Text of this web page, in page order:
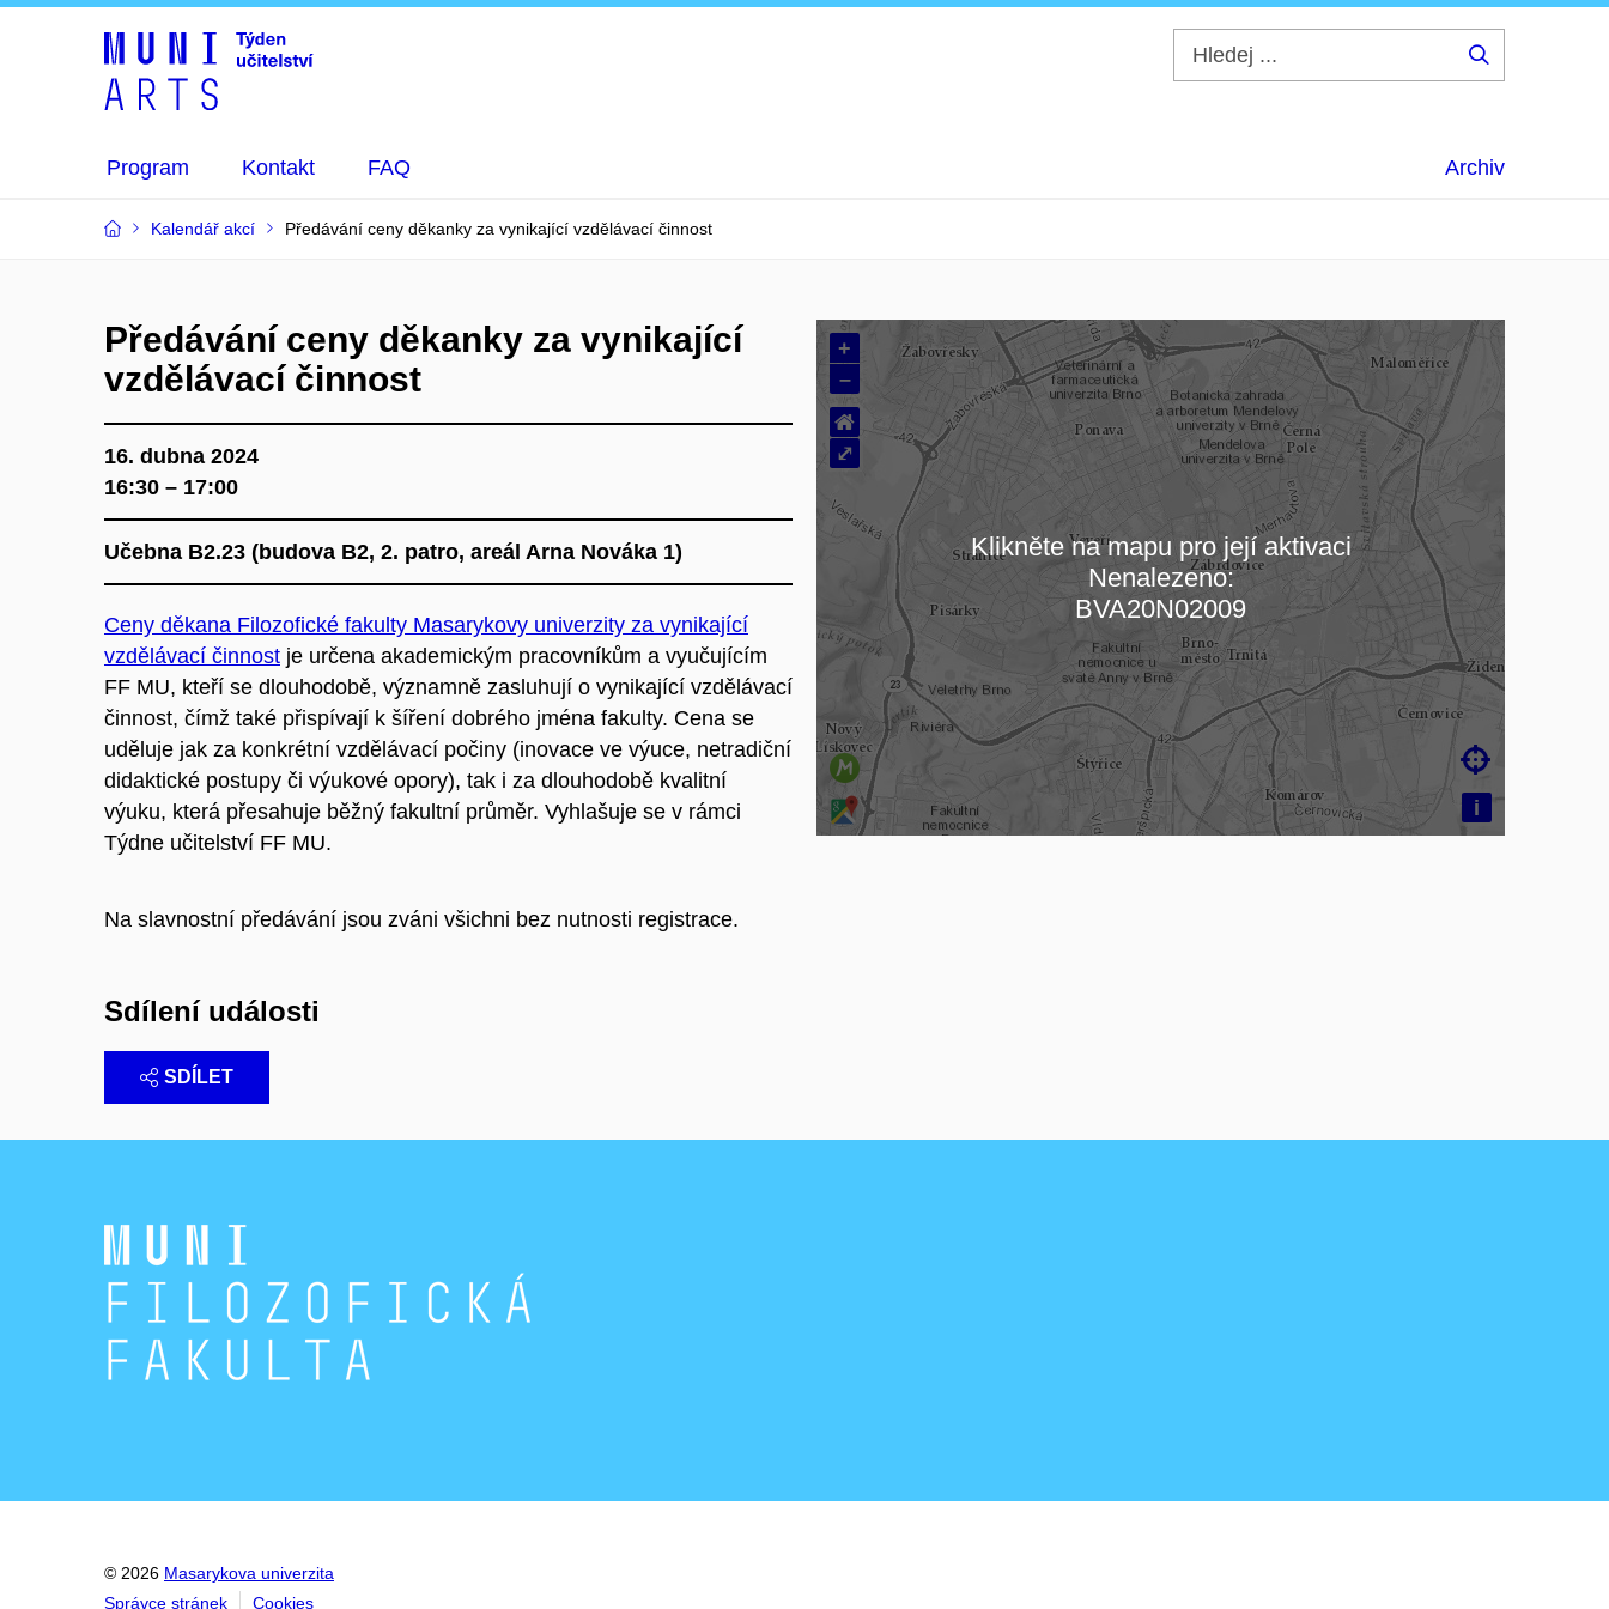
Program Kontakt FAQ Archiv
Kalendář akcí Předávání ceny děkanky za vynikající vzdělávací činnost
Předávání ceny děkanky za vynikající
vzdělávací činnost
16. dubna 2024
16:30 – 17:00
Učebna B2.23 (budova B2, 2. patro, areál Arna Nováka 1)
Ceny děkana Filozofické fakulty Masarykovy univerzity za vynikající
vzdělávací činnost je určena akademickým pracovníkům a vyučujícím
FF MU, kteří se dlouhodobě, významně zasluhují o vynikající vzdělávací
činnost, čímž také přispívají k šíření dobrého jména fakulty. Cena se
uděluje jak za konkrétní vzdělávací počiny (inovace ve výuce, netradiční
didaktické postupy či výukové opory), tak i za dlouhodobě kvalitní
výuku, která přesahuje běžný fakultní průměr. Vyhlašuje se v rámci
Týdne učitelství FF MU.
Na slavnostní předávání jsou zváni všichni bez nutnosti registrace.
Načítám mapu…
+
–
i

⌂
⤢
Klikněte na mapu pro její aktivaci
Nenalezeno:
BVA20N02009
Sdílení události
SDÍLET
© 2026 Masarykova univerzita
Správce stránek
Cookies